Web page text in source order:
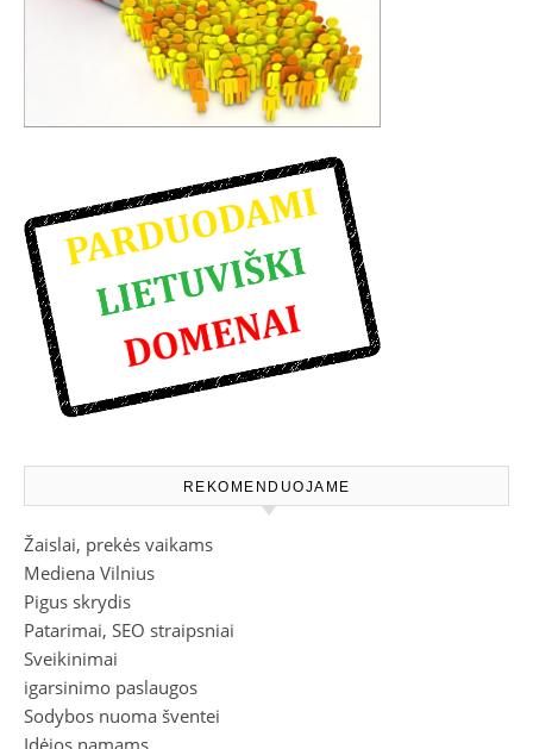
REKOMENDUOJAME
Žaislai, prekės vaikams
Mediena Vilnius
Pigus skrydis
Patarimai, SEO straipsniai
Sveikinimai
igarsinimo paslaugos
Sodybos nuoma šventei
Idėjos namams